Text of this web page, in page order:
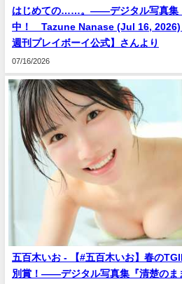
はじめての……。――デジタル写真集
中！ Tazune Nanase (Jul 16, 2026)
週刊プレイボーイ公式】さんより
07/16/2026
五百木いお - 【#五百木いお】春の
別賞！――デジタル写真集『清楚のま